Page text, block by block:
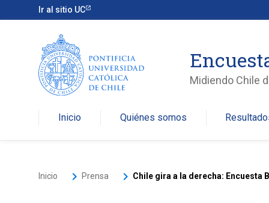
Ir al sitio UC
Midiendo Chile
Inicio Quiénes somos
Inicio keyboard_arrow_right Prensa keyboard_arrow_right Chile gira a la derecha: Encuesta